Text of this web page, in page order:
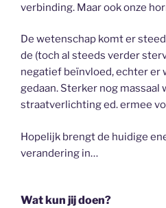
verbinding. Maar ook onze
De wetenschap komt er
de (toch al steeds verder
negatief beïnvloed, echter er
gedaan. Sterker nog massaal
straatverlichting ed. ermee
Hopelijk brengt de huidige
verandering in…
Wat kun jij doen?